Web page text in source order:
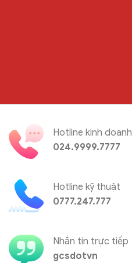
Hotline kinh doanh
024.9999.7777
Hotline kỹ thuật
0777.247.777
Nhắn tin trực tiếp
gcsdotvn